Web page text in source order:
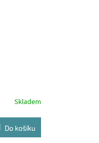
Skladem
Do košíku